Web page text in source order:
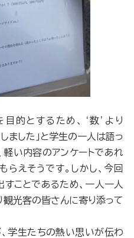
的とするため、‘数’より
ました」と学生の一人は語っ
軽い内容のアンケートであれ
らえそうです。しかし、今回
ことであるため、一人一人
観光客の皆さんに寄り添って
学生たちの熱い思いが伝わ